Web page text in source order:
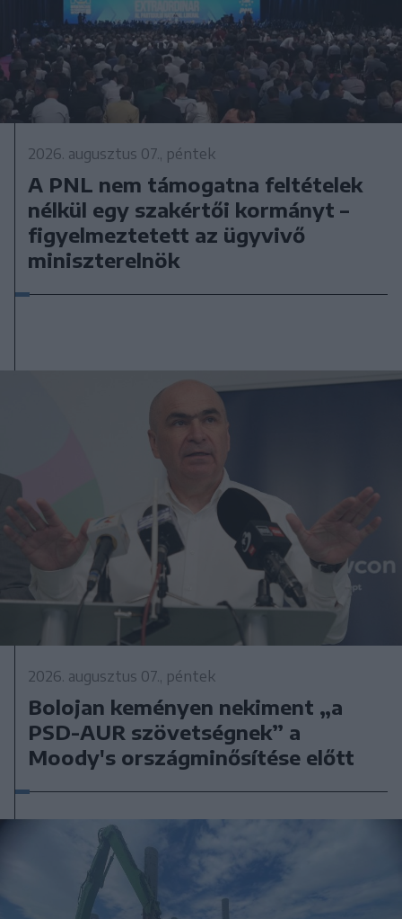
2026. augusztus 07., péntek
A PNL nem támogatna feltételek
nélkül egy szakértői kormányt –
figyelmeztetett az ügyvivő
miniszterelnök
2026. augusztus 07., péntek
Bolojan keményen nekiment „a
PSD-AUR szövetségnek” a
Moody's országminősítése előtt